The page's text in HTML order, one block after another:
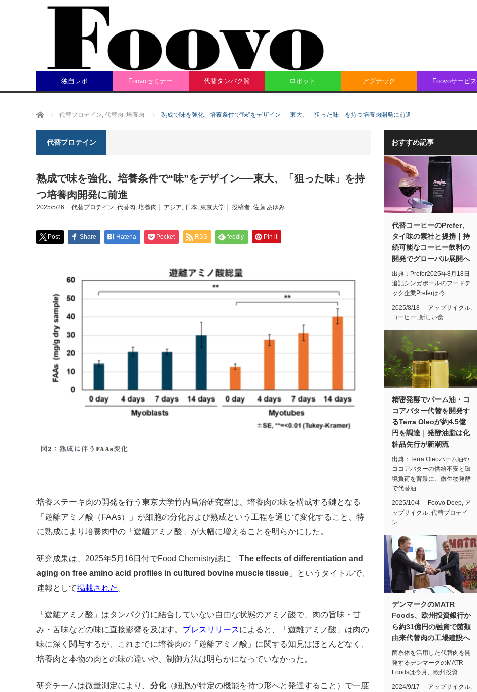
独自レポ Foovoセミナー 代替タンパク質 ロボット アグテック Foovoサービス
ホーム 代替プロテイン, 代替肉, 培養肉 熟成で味を強化、培養条件で“味”をデザイン──東大、「狙った味」を持つ培養肉開発に前進
代替プロテイン
熟成で味を強化、培養条件で“味”をデザイン──東大、「狙った味」を持
つ培養肉開発に前進
2025/5/26 代替プロテイン, 代替肉, 培養肉 アジア, 日本, 東京大学 投稿者: 佐藤 あゆみ
Post Share Hatena Pocket RSS feedly Pin it
培養ステーキ肉の開発を行う東京大学竹内昌治研究室は、培養肉の味を構成する鍵となる
「遊離アミノ酸（FAAs）」が細胞の分化および熟成という工程を通じて変化すること、特
に熟成により培養肉中の「遊離アミノ酸」が大幅に増えることを明らかにした。
研究成果は、2025年5月16日付でFood Chemistry誌に「 The effects of differentiation and
aging on free amino acid profiles in cultured bovine muscle tissue 」というタイトルで、
速報として掲載された 。
「遊離アミノ酸」はタンパク質に結合していない自由な状態のアミノ酸で、肉の旨味・甘
み・苦味などの味に直接影響を及ぼす。 プレスリリースによると、「遊離アミノ酸」は肉の
味に深く関与するが、これまでに培養肉の「遊離アミノ酸」に関する知見はほとんどなく、
培養肉と本物の肉との味の違いや、制御方法は明らかになっていなかった。
研究チームは微量測定により、 分化（細胞が特定の機能を持つ形へと発達すること ）で一度
おすすめ記事
代替コーヒーのPrefer、
タイ味の素社と提携｜持
続可能なコーヒー飲料の
開発でグローバル展開へ
出典：Prefer2025年8月18日
追記シンガポールのフードテ
ック企業Preferは今…
2025/8/18 アップサイクル,
コーヒー, 新しい食
精密発酵でパーム油・コ
コアバター代替を開発す
るTerra Oleoが約4.5億
円を調達｜発酵油脂は化
粧品先行が新潮流
出典：Terra Oleoパーム油や
ココアバターの供給不安と環
境負荷を背景に、微生物発酵
で代替油…
2025/10/4 Foovo Deep, ア
ップサイクル, 代替プロテイ
ン
デンマークのMATR
Foods、欧州投資銀行か
ら約31億円の融資で菌類
由来代替肉の工場建設へ
菌糸体を活用した代替肉を開
発するデンマークのMATR
Foodsは今月、欧州投資…
2024/9/17 アップサイクル,